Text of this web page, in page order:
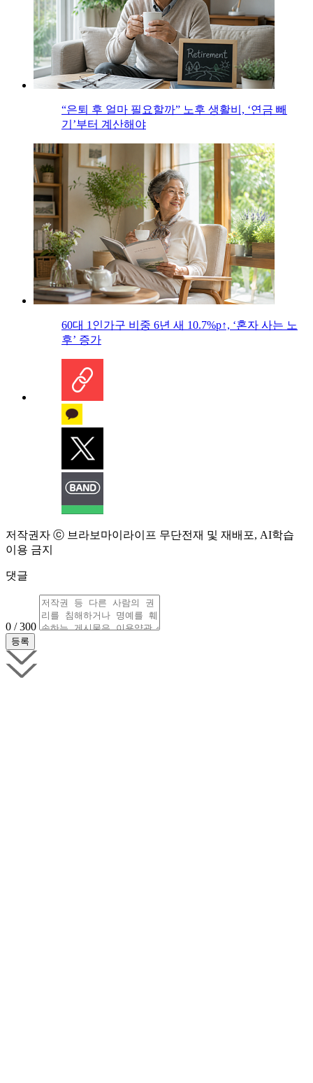
“은퇴 후 얼마 필요할까” 노후 생활비, ‘연금 빼
기’부터 계산해야
60대 1인가구 비중 6년 새 10.7%p↑, ‘혼자 사는 노
후’ 증가
저작권자 ⓒ 브라보마이라이프 무단전재 및 재배포, AI학습
이용 금지
댓글
0 / 300